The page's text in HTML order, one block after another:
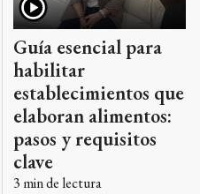
Guía esencial para
habilitar
establecimientos que
elaboran alimentos:
pasos y requisitos
clave
3 min de lectura